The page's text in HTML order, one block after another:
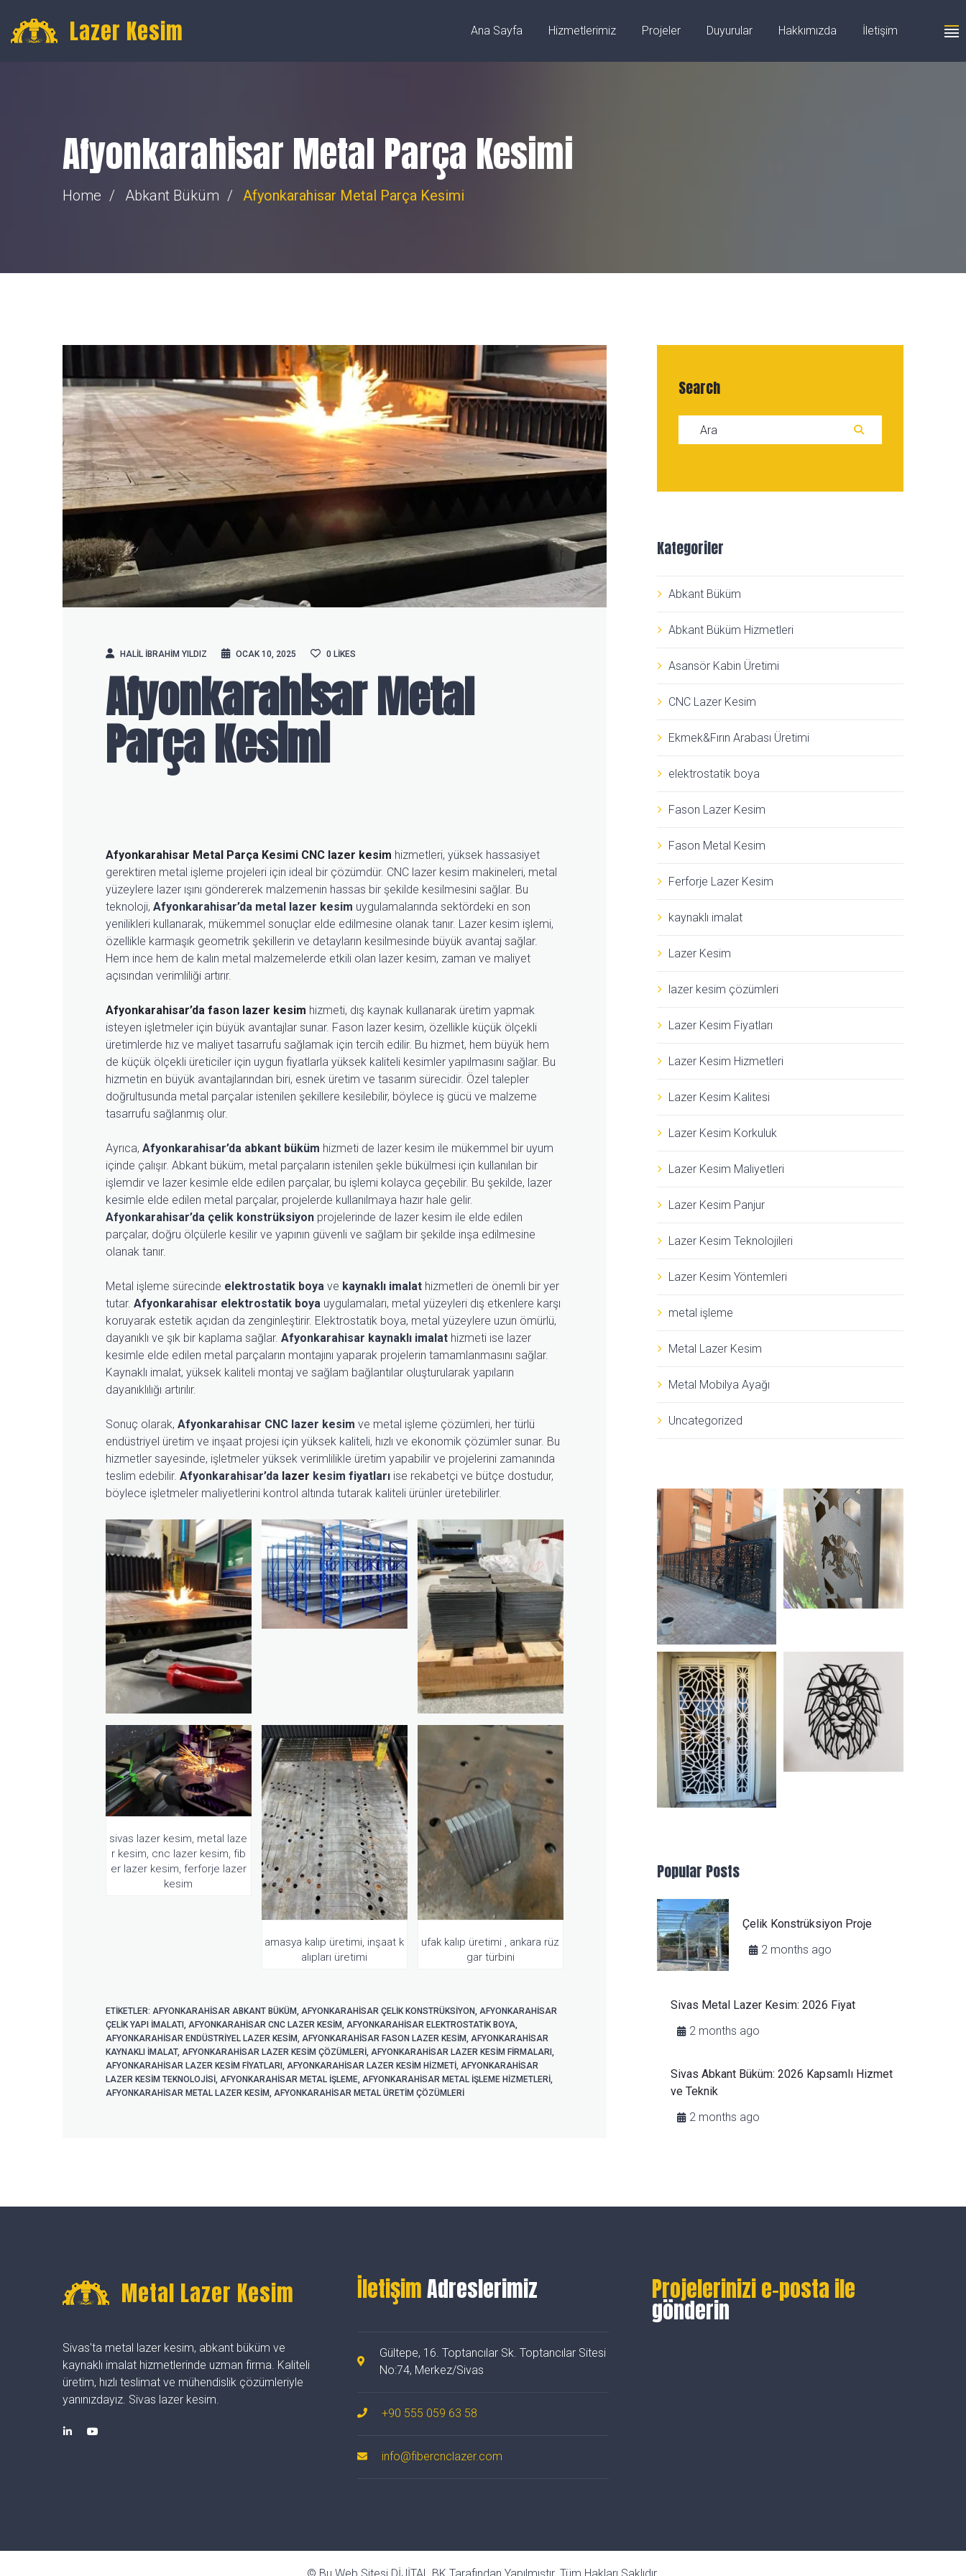
Lazer Kesim Ana Sayfa Hizmetlerimiz Projeler Duyurular Hakkımızda İletişim
Afyonkarahisar Metal Parça Kesimi
Home Abkant Büküm Afyonkarahisar Metal Parça Kesimi
HALIL IBRAHIM YILDIZ OCAK 10, 2025 0 LIKES
Afyonkarahisar Metal
Parça Kesimi
Afyonkarahisar Metal Parça Kesimi CNC lazer kesim hizmetleri, yüksek hassasiyet
gerektiren metal işleme projeleri için ideal bir çözümdür. CNC lazer kesim makineleri, metal
yüzeylere lazer ışını göndererek malzemenin hassas bir şekilde kesilmesini sağlar. Bu
teknoloji, Afyonkarahisar’da metal lazer kesim uygulamalarında sektördeki en son
yenilikleri kullanarak, mükemmel sonuçlar elde edilmesine olanak tanır. Lazer kesim işlemi,
özellikle karmaşık geometrik şekillerin ve detayların kesilmesinde büyük avantaj sağlar.
Hem ince hem de kalın metal malzemelerde etkili olan lazer kesim, zaman ve maliyet
açısından verimliliği artırır.
Afyonkarahisar’da fason lazer kesim hizmeti, dış kaynak kullanarak üretim yapmak
isteyen işletmeler için büyük avantajlar sunar. Fason lazer kesim, özellikle küçük ölçekli
üretimlerde hız ve maliyet tasarrufu sağlamak için tercih edilir. Bu hizmet, hem büyük hem
de küçük ölçekli üreticiler için uygun fiyatlarla yüksek kaliteli kesimler yapılmasını sağlar. Bu
hizmetin en büyük avantajlarından biri, esnek üretim ve tasarım sürecidir. Özel talepler
doğrultusunda metal parçalar istenilen şekillere kesilebilir, böylece iş gücü ve malzeme
tasarrufu sağlanmış olur.
Ayrıca, Afyonkarahisar’da abkant büküm hizmeti de lazer kesim ile mükemmel bir uyum
içinde çalışır. Abkant büküm, metal parçaların istenilen şekle bükülmesi için kullanılan bir
işlemdir ve lazer kesimle elde edilen parçalar, bu işlemi kolayca geçebilir. Bu şekilde, lazer
kesimle elde edilen metal parçalar, projelerde kullanılmaya hazır hale gelir.
Afyonkarahisar’da çelik konstrüksiyon projelerinde de lazer kesim ile elde edilen
parçalar, doğru ölçülerle kesilir ve yapının güvenli ve sağlam bir şekilde inşa edilmesine
olanak tanır.
Metal işleme sürecinde elektrostatik boya ve kaynaklı imalat hizmetleri de önemli bir yer
tutar. Afyonkarahisar elektrostatik boya uygulamaları, metal yüzeyleri dış etkenlere karşı
koruyarak estetik açıdan da zenginleştirir. Elektrostatik boya, metal yüzeylere uzun ömürlü,
dayanıklı ve şık bir kaplama sağlar. Afyonkarahisar kaynaklı imalat hizmeti ise lazer
kesimle elde edilen metal parçaların montajını yaparak projelerin tamamlanmasını sağlar.
Kaynaklı imalat, yüksek kaliteli montaj ve sağlam bağlantılar oluşturularak yapıların
dayanıklılığı artırılır.
Sonuç olarak, Afyonkarahisar CNC lazer kesim ve metal işleme çözümleri, her türlü
endüstriyel üretim ve inşaat projesi için yüksek kaliteli, hızlı ve ekonomik çözümler sunar. Bu
hizmetler sayesinde, işletmeler yüksek verimlilikle üretim yapabilir ve projelerini zamanında
teslim edebilir. Afyonkarahisar’da lazer kesim fiyatları ise rekabetçi ve bütçe dostudur,
böylece işletmeler maliyetlerini kontrol altında tutarak kaliteli ürünler üretebilirler.
sivas lazer kesim, metal laze
r kesim, cnc lazer kesim, fib
er lazer kesim, ferforje lazer
kesim
amasya kalıp üretimi, inşaat k
alıpları üretimi
ufak kalıp üretimi , ankara rüz
gar türbini
ETIKETLER: AFYONKARAHİSAR ABKANT BÜKÜM AFYONKARAHİSAR ÇELIK KONSTRÜKSIYON AFYONKARAHİSAR
ÇELIK YAPI IMALATI AFYONKARAHİSAR CNC LAZER KESIM AFYONKARAHİSAR ELEKTROSTATIK BOYA
AFYONKARAHİSAR ENDÜSTRIYEL LAZER KESIM AFYONKARAHİSAR FASON LAZER KESIM AFYONKARAHİSAR
KAYNAKLI IMALAT, AFYONKARAHİSAR LAZER KESIM ÇÖZÜMLERI AFYONKARAHİSAR LAZER KESIM FIRMALARI
AFYONKARAHİSAR LAZER KESIM FIYATLARI AFYONKARAHİSAR LAZER KESIM HIZMETI AFYONKARAHİSAR
LAZER KESIM TEKNOLOJISI AFYONKARAHİSAR METAL IŞLEME AFYONKARAHİSAR METAL IŞLEME HIZMETLERI
AFYONKARAHİSAR METAL LAZER KESIM AFYONKARAHİSAR METAL ÜRETIM ÇÖZÜMLERI
Search
Search for:
Kategoriler
Abkant Büküm
Abkant Büküm Hizmetleri
Asansör Kabin Üretimi
CNC Lazer Kesim
Ekmek&Fırın Arabası Üretimi
elektrostatik boya
Fason Lazer Kesim
Fason Metal Kesim
Ferforje Lazer Kesim
kaynaklı imalat
Lazer Kesim
lazer kesim çözümleri
Lazer Kesim Fiyatları
Lazer Kesim Hizmetleri
Lazer Kesim Kalitesi
Lazer Kesim Korkuluk
Lazer Kesim Maliyetleri
Lazer Kesim Panjur
Lazer Kesim Teknolojileri
Lazer Kesim Yöntemleri
metal işleme
Metal Lazer Kesim
Metal Mobilya Ayağı
Uncategorized
Popular Posts
Çelik Konstrüksiyon Proje
2 months ago
Sivas Metal Lazer Kesim: 2026 Fiyat
2 months ago
Sivas Abkant Büküm: 2026 Kapsamlı Hizmet
ve Teknik
2 months ago
Metal Lazer Kesim
Sivas'ta metal lazer kesim, abkant büküm ve
kaynaklı imalat hizmetlerinde uzman firma. Kaliteli
üretim, hızlı teslimat ve mühendislik çözümleriyle
yanınızdayız. Sivas lazer kesim.
İletişimAdreslerimiz
Gültepe, 16. Toptancılar Sk. Toptancılar Sitesi
No:74, Merkez/Sivas
+90 555 059 63 58
info@fibercnclazer.com
Projelerinizi e-posta ile
gönderin